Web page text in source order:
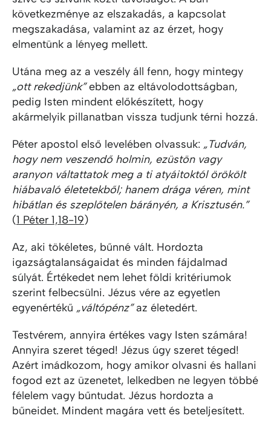
következménye az elszakadás, a kapcsolat
megszakadása, valamint az az érzet, hogy
elmentünk a lényeg mellett.
Utána meg az a veszély áll fenn, hogy mintegy
„ott rekedjünk”ebben az eltávolodottságban,
pedig Isten mindent előkészített, hogy
akármelyik pillanatban vissza tudjunk térni hozzá.
Péter apostol első levelében olvassuk: „Tudván,
hogy nem veszendő holmin, ezüstön vagy
aranyon váltattatok meg a ti atyáitoktól örökölt
hiábavaló életetekből; hanem drága véren, mint
hibátlan és szeplőtelen bárányén, a Krisztusén.”
(1 Péter 1,18-19)
Az, aki tökéletes, bűnné vált. Hordozta
igazságtalanságaidat és minden fájdalmad
súlyát. Értékedet nem lehet földi kritériumok
szerint felbecsülni. Jézus vére az egyetlen
egyenértékű „váltópénz”az életedért.
Testvérem, annyira értékes vagy Isten számára!
Annyira szeret téged! Jézus úgy szeret téged!
Azért imádkozom, hogy amikor olvasni és hallani
fogod ezt az üzenetet, lelkedben ne legyen többé
félelem vagy bűntudat. Jézus hordozta a
bűneidet. Mindent magára vett és beteljesített.